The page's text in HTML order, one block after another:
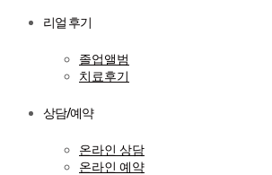
리얼 후기
졸업앨범
치료후기
상담/예약
온라인 상담
온라인 예약